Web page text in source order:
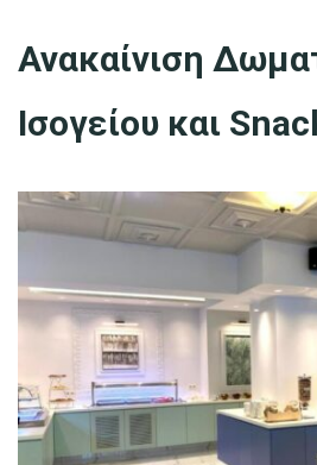
Ανακαίνιση
Ισογείου και